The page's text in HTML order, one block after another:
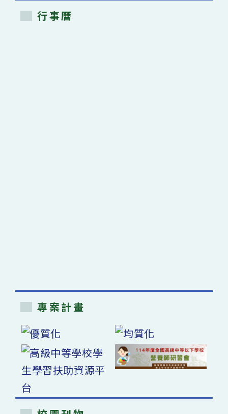
行事曆
專案計畫